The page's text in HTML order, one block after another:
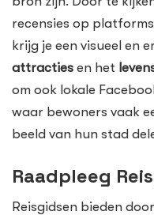
recensies op
krijg je een visueel en
attracties en het
om ook lokale
waar bewoners vaak
beeld van hun stad
Raadpleeg
Reisgidsen bieden